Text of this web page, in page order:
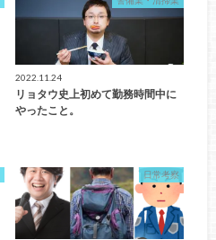
2022.11.24
リョタウ史上初めて勤務時間中に
やったこと。
日常考察